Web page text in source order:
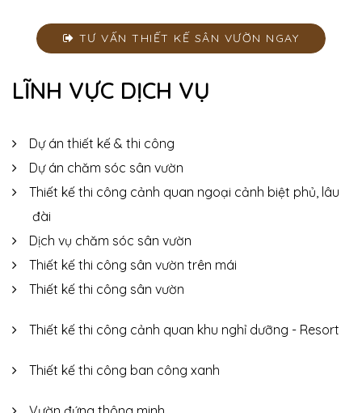
TƯ VẤN THIẾT KẾ SÂN VƯỜN NGAY
LĨNH VỰC DỊCH VỤ
Dự án thiết kế & thi công
Dự án chăm sóc sân vườn
Thiết kế thi công cảnh quan ngoại cảnh biệt phủ, lâu
đài
Dịch vụ chăm sóc sân vườn
Thiết kế thi công sân vườn trên mái
Thiết kế thi công sân vườn
Thiết kế thi công cảnh quan khu nghỉ dưỡng - Resort
Thiết kế thi công ban công xanh